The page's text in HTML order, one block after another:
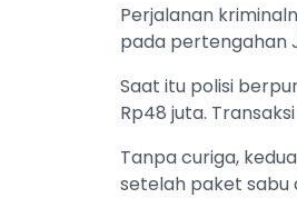
Perjalanan
pada pertengahan
Saat itu polisi
Rp48 juta.
Tanpa curiga,
setelah paket sabu